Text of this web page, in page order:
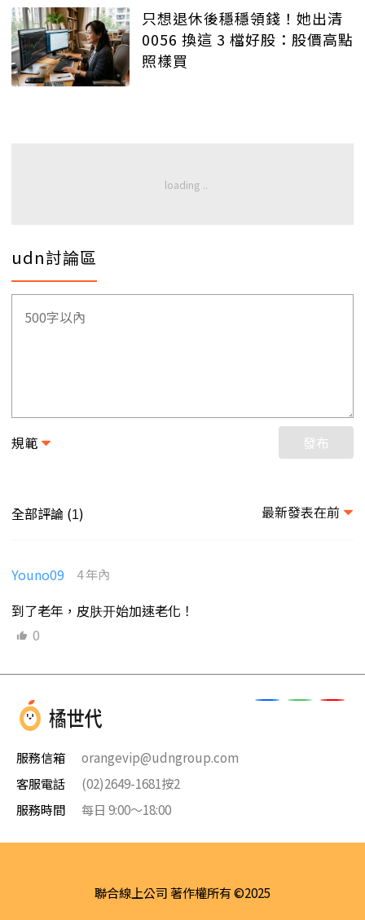
只想退休後穩穩領錢！她出清
0056 換這 3 檔好股：股價高點
照樣買
udn討論區
規範 發布
全部評論 (1) 最新發表在前
Youno09 4 年內
到了老年，皮肤开始加速老化！
0
服務信箱
orangevip@udngroup.com
客服電話
(02)2649-1681按2
服務時間
每日 9:00～18:00
聯合線上公司 著作權所有 ©2025